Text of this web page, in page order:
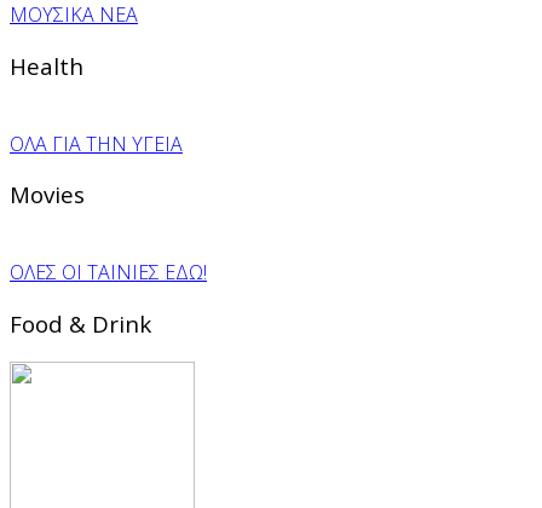
ΜΟΥΣΙΚΑ ΝΕΑ
Health
ΟΛΑ ΓΙΑ ΤΗΝ ΥΓΕΙΑ
Movies
ΟΛΕΣ ΟΙ ΤΑΙΝΙΕΣ ΕΔΩ!
Food & Drink